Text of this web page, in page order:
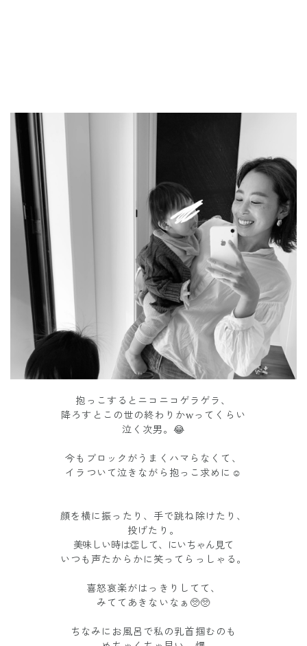
抱っこするとニコニコゲラゲラ、
降ろすとこの世の終わりかwってくらい
泣く次男。😂
今もブロックがうまくハマらなくて、
イラついて泣きながら抱っこ求めに☺️
顔を横に振ったり、手で跳ね除けたり、
投げたり。
美味しい時は👏して、にいちゃん見て
いつも声たからかに笑ってらっしゃる。
喜怒哀楽がはっきりしてて、
みててあきないなぁ🥺🥺
ちなみにお風呂で私の乳首掴むのも